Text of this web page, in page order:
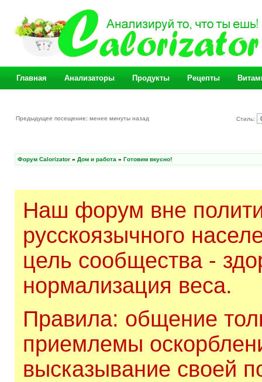
Главная Анализаторы Продукты Рецепты
Предыдущее посещение: менее минуты назад Стиль:
Форум Calorizator » Дом и работа » Готовим вкусно!
Наш форум вне
русскоязычного
цель сообщества -
нормализация веса.
Правила: общение
приемлемы
высказывание своей